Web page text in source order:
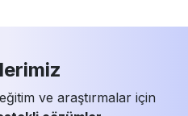
ve araştırmalar için